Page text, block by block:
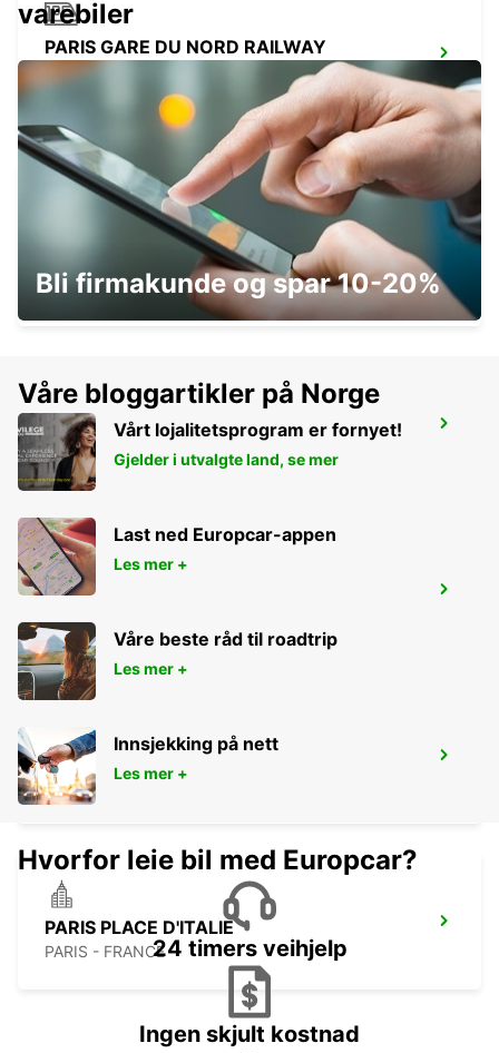
PARIS GARE DU NORD RAILWAY
STATION
PARIS - FRANCE
PARIS GARE SAINT-LAZARE RAILWAY
STATION
PARIS - FRANCE
PARIS GARE DE LYON RAILWAY STATION
PARIS - FRANCE
LOGNES
LOGNES - FRANCE
PARIS ETOILE FOCH
PARIS - FRANCE
PARIS PLACE D'ITALIE
PARIS - FRANCE
varebiler
Bli firmakunde og spar 10-20%
Våre bloggartikler på Norge
Vårt lojalitetsprogram er fornyet!
Gjelder i utvalgte land, se mer
Last ned Europcar-appen
Les mer +
Våre beste råd til roadtrip
Les mer +
Innsjekking på nett
Les mer +
Hvorfor leie bil med Europcar?
24 timers veihjelp
Ingen skjult kostnad